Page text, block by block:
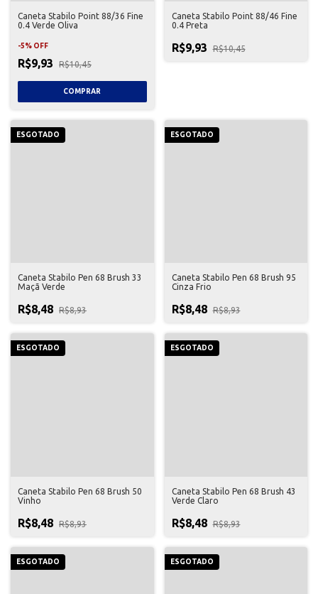
Caneta Stabilo Point 88/36 Fine
0.4 Verde Oliva
-5% OFF
R$9,93 R$10,45
Caneta Stabilo Point 88/46 Fine
0.4 Preta
R$9,93 R$10,45
ESGOTADO
Caneta Stabilo Pen 68 Brush 33
Maçã Verde
R$8,48 R$8,93
ESGOTADO
Caneta Stabilo Pen 68 Brush 95
Cinza Frio
R$8,48 R$8,93
ESGOTADO
Caneta Stabilo Pen 68 Brush 50
Vinho
R$8,48 R$8,93
ESGOTADO
Caneta Stabilo Pen 68 Brush 43
Verde Claro
R$8,48 R$8,93
ESGOTADO ESGOTADO